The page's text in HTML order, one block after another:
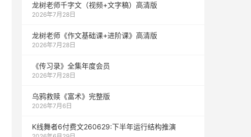
龙树老师千字文（视频+文字稿）高清版
2026年7月28日
龙树老师《作文基础课+进阶课》高清版
2026年7月28日
《传习录》全集年度会员
2026年7月28日
乌鸦救赎《富术》完整版
2026年7月6日
K线舞者6付费文260629:下半年运行结构推演